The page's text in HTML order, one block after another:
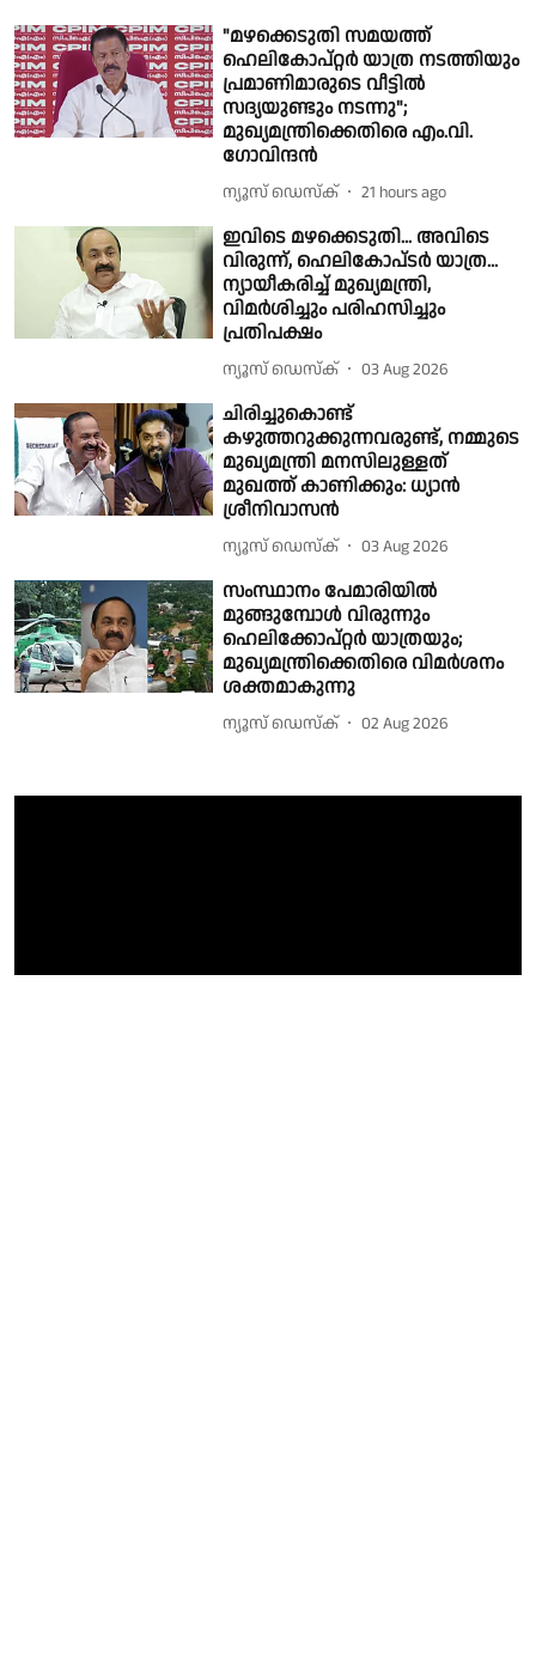
"മഴക്കെടുതി സമയത്ത്
ഹെലികോപ്റ്റർ യാത്ര നടത്തിയും
പ്രമാണിമാരുടെ വീട്ടിൽ
സദ്യയുണ്ടും നടന്നു";
മുഖ്യമന്ത്രിക്കെതിരെ എം.വി.
ഗോവിന്ദൻ
ന്യൂസ് ഡെസ്ക് 21 hours ago
ഇവിടെ മഴക്കെടുതി... അവിടെ
വിരുന്ന്, ഹെലികോപ്‍ടര്‍ യാത്ര...
ന്യായീകരിച്ച് മുഖ്യമന്ത്രി,
വിമര്‍ശിച്ചും പരിഹസിച്ചും
പ്രതിപക്ഷം
ന്യൂസ് ഡെസ്ക് 03 Aug 2026
ചിരിച്ചുകൊണ്ട്
കഴുത്തറുക്കുന്നവരുണ്ട്, നമ്മുടെ
മുഖ്യമന്ത്രി മനസിലുള്ളത്
മുഖത്ത് കാണിക്കും: ധ്യാൻ
ശ്രീനിവാസൻ
ന്യൂസ് ഡെസ്ക് 03 Aug 2026
സംസ്ഥാനം പേമാരിയിൽ
മുങ്ങുമ്പോൾ വിരുന്നും
ഹെലിക്കോപ്റ്റർ യാത്രയും;
മുഖ്യമന്ത്രിക്കെതിരെ വിമർശനം
ശക്തമാകുന്നു
ന്യൂസ് ഡെസ്ക് 02 Aug 2026